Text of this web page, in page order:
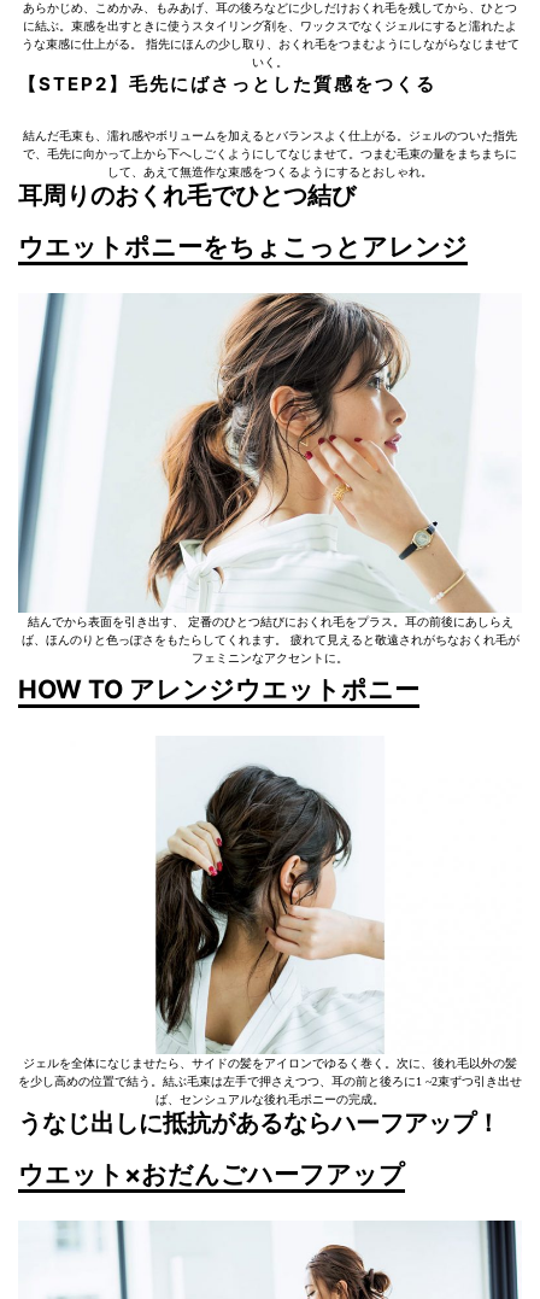
あらかじめ、こめかみ、もみあげ、耳の後ろなどに少しだけおくれ毛を残してから、ひとつ
に結ぶ。束感を出すときに使うスタイリング剤を、ワックスでなくジェルにすると濡れたよ
うな束感に仕上がる。 指先にほんの少し取り、おくれ毛をつまむようにしながらなじませて
いく。
【STEP2】毛先にばさっとした質感をつくる
結んだ毛束も、濡れ感やボリュームを加えるとバランスよく仕上がる。ジェルのついた指先
で、毛先に向かって上から下へしごくようにしてなじませて。つまむ毛束の量をまちまちに
して、あえて無造作な束感をつくるようにするとおしゃれ。
耳周りのおくれ毛でひとつ結び
ウエットポニーをちょこっとアレンジ
結んでから表面を引き出す、 定番のひとつ結びにおくれ毛をプラス。耳の前後にあしらえ
ば、ほんのりと色っぽさをもたらしてくれます。 疲れて見えると敬遠されがちなおくれ毛が
フェミニンなアクセントに。
HOW TO アレンジウエットポニー
ジェルを全体になじませたら、サイドの髪をアイロンでゆるく巻く。次に、後れ毛以外の髪
を少し高めの位置で結う。結ぶ毛束は左手で押さえつつ、耳の前と後ろに1 ~2束ずつ引き出せ
ば、センシュアルな後れ毛ポニーの完成。
うなじ出しに抵抗があるならハーフアップ！
ウエット×おだんごハーフアップ